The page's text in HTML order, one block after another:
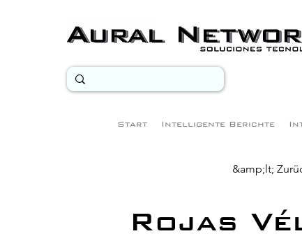
Start Intelligente Berichte
&amp;lt;
Rojas